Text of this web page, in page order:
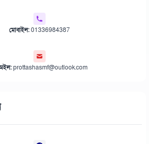
মোবাইল:01336984387
prottashasmf@outlook.com